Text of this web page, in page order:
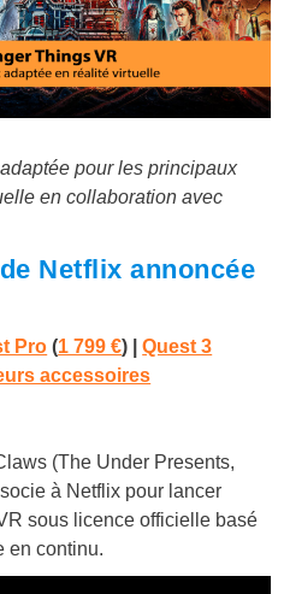
pour les principaux
en collaboration avec
Netflix annoncée
Pro (1 799 €) |Quest 3
accessoires
(The Under Presents,
à Netflix pour lancer
sous licence officielle basé
en continu.